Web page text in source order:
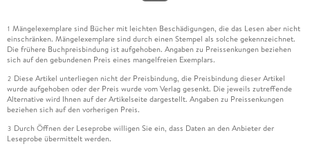
1 Mängelexemplare sind Bücher mit leichten Beschädigungen, die das Lesen aber nicht
einschränken. Mängelexemplare sind durch einen Stempel als solche gekennzeichnet.
Die frühere Buchpreisbindung ist aufgehoben. Angaben zu Preissenkungen beziehen
sich auf den gebundenen Preis eines mangelfreien Exemplars.
2 Diese Artikel unterliegen nicht der Preisbindung, die Preisbindung dieser Artikel
wurde aufgehoben oder der Preis wurde vom Verlag gesenkt. Die jeweils zutreffende
Alternative wird Ihnen auf der Artikelseite dargestellt. Angaben zu Preissenkungen
beziehen sich auf den vorherigen Preis.
3 Durch Öffnen der Leseprobe willigen Sie ein, dass Daten an den Anbieter der
Leseprobe übermittelt werden.